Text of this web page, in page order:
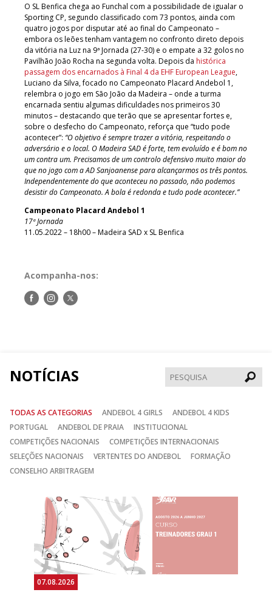
O SL Benfica chega ao Funchal com a possibilidade de igualar o
Sporting CP, segundo classificado com 73 pontos, ainda com
quatro jogos por disputar até ao final do Campeonato –
embora os leões tenham vantagem no confronto direto depois
da vitória na Luz na 9ª Jornada (27-30) e o empate a 32 golos no
Pavilhão João Rocha na segunda volta. Depois da histórica
passagem dos encarnados à Final 4 da EHF European League,
Luciano da Silva, focado no Campeonato Placard Andebol 1,
relembra o jogo em São João da Madeira – onde a turma
encarnada sentiu algumas dificuldades nos primeiros 30
minutos – destacando que terão que se apresentar fortes e,
sobre o desfecho do Campeonato, reforça que “tudo pode
acontecer”: “O objetivo é sempre trazer a vitória, respeitando o
adversário e o local. O Madeira SAD é forte, tem evoluído e é bom no
um contra um. Precisamos de um controlo defensivo muito maior do
que no jogo com a AD Sanjoanense para alcançarmos os três pontos.
Independentemente do que aconteceu no passado, não podemos
desistir do Campeonato. A bola é redonda e tudo pode acontecer.”
Campeonato Placard Andebol 1
17ª Jornada
11.05.2022 – 18h00 – Madeira SAD x SL Benfica
Acompanha-nos:
Siga-Siga-Siga-
NOTÍCIAS
TODAS AS CATEGORIAS ANDEBOL 4 GIRLS
ANDEBOL 4 KIDS
PORTUGAL
ANDEBOL DE PRAIA
INSTITUCIONAL
COMPETIÇÕES NACIONAIS
COMPETIÇÕES INTERNACIONAIS
SELEÇÕES NACIONAIS
VERTENTES DO ANDEBOL
FORMAÇÃO
CONSELHO ARBITRAGEM
07.08.2026
Anterior